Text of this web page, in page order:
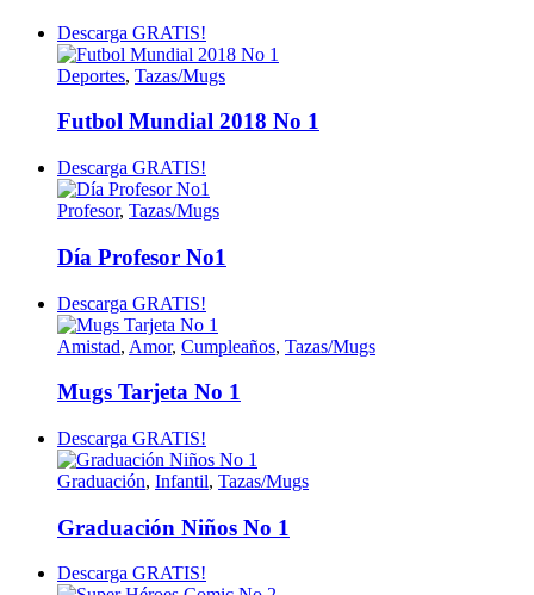
Descarga GRATIS!
Deportes, Tazas/Mugs
Futbol Mundial 2018 No 1
Descarga GRATIS!
Profesor, Tazas/Mugs
Día Profesor No1
Descarga GRATIS!
Amistad, Amor, Cumpleaños, Tazas/Mugs
Mugs Tarjeta No 1
Descarga GRATIS!
Graduación, Infantil, Tazas/Mugs
Graduación Niños No 1
Descarga GRATIS!